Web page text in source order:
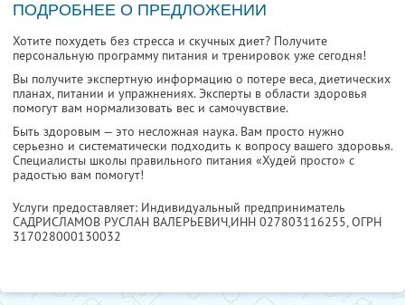
ПОДРОБНЕЕ О ПРЕДЛОЖЕНИИ
Хотите похудеть без стресса и скучных диет? Получите
персональную программу питания и тренировок уже сегодня!
Вы получите экспертную информацию о потере веса, диетических
планах, питании и упражнениях. Эксперты в области здоровья
помогут вам нормализовать вес и самочувствие.
Быть здоровым — это несложная наука. Вам просто нужно
серьезно и систематически подходить к вопросу вашего здоровья.
Специалисты школы правильного питания «Худей просто» с
радостью вам помогут!
Услуги предоставляет: Индивидуальный предприниматель
САДРИСЛАМОВ РУСЛАН ВАЛЕРЬЕВИЧ,ИНН 027803116255, ОГРН
317028000130032